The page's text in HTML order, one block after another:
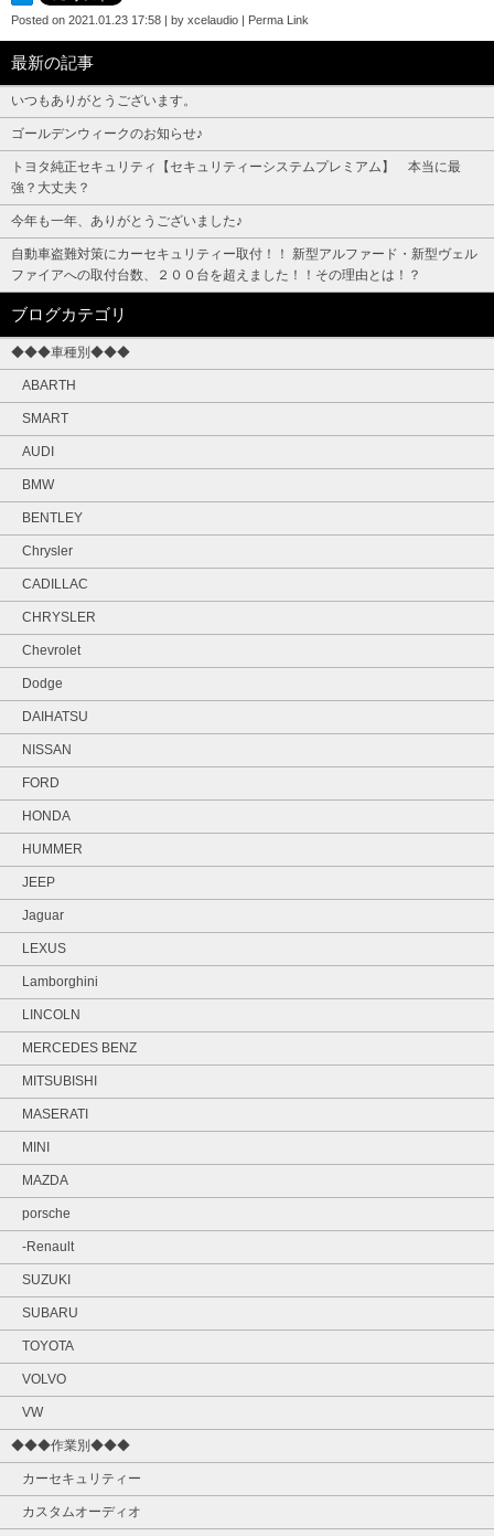
Posted on 2021.01.23 17:58 by xcelaudio Perma Link
最新の記事
いつもありがとうございます。
ゴールデンウィークのお知らせ♪
トヨタ純正セキュリティ【セキュリティーシステムプレミアム】 本当に最
強？大丈夫？
今年も一年、ありがとうございました♪
自動車盗難対策にカーセキュリティー取付！！ 新型アルファード・新型ヴェル
ファイアへの取付台数、２００台を超えました！！その理由とは！？
ブログカテゴリ
◆◆◆車種別◆◆◆
ABARTH
SMART
AUDI
BMW
BENTLEY
Chrysler
CADILLAC
CHRYSLER
Chevrolet
Dodge
DAIHATSU
NISSAN
FORD
HONDA
HUMMER
JEEP
Jaguar
LEXUS
Lamborghini
LINCOLN
MERCEDES BENZ
MITSUBISHI
MASERATI
MINI
MAZDA
porsche
-Renault
SUZUKI
SUBARU
TOYOTA
VOLVO
VW
◆◆◆作業別◆◆◆
カーセキュリティー
カスタムオーディオ